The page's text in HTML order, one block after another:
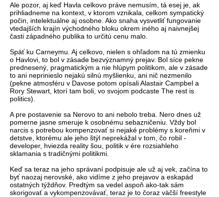
Ale pozor, aj keď Havla celkovo práve nemusím, tá esej je, ak
prihliadneme na kontext, v ktorom vznikala, celkom sympatický
počin, intelektuálne aj osobne. Ako snaha vysvetliť fungovanie
vtedajších krajín východného bloku okrem iného aj naivnejšej
časti západného publika to určitú cenu malo.
Späť ku Carneymu. Aj celkovo, nielen s ohľadom na tú zmienku
o Havlovi, to bol v zásade bezvýznamný prejav. Bol síce pekne
prednesený, pragmatickým a nie hlúpym politikom, ale v zásade
to ani neprinieslo nejakú silnú myšlienku, ani nič nezmenilo
(pekne atmosféru v Davose potom opísali Alastair Campbel a
Rory Stewart, ktorí tam boli, vo svojom podcaste The rest is
politics).
A pre postavenie sa Nerovo to ani nebolo treba. Nero dnes už
pomerne jasne smeruje k osobnému sebazničeniu. Vždy bol
narcis s potrebou kompenzovať si nejaké problémy s koreňmi v
detstve, ktorému ale jeho štýl neprekážal v tom, čo robil -
developer, hviezda reality šou, politik v ére rozsiahleho
sklamania s tradičnými politikmi.
Keď sa teraz na jeho správaní podpisuje ale už aj vek, začína to
byť naozaj nerovské, ako vidíme z jeho prejavov a eskapád
ostatných týždňov. Predtým sa vedel aspoň ako-tak sám
skorigovať a vykompenzovávať, teraz je to čoraz väčší freestyle